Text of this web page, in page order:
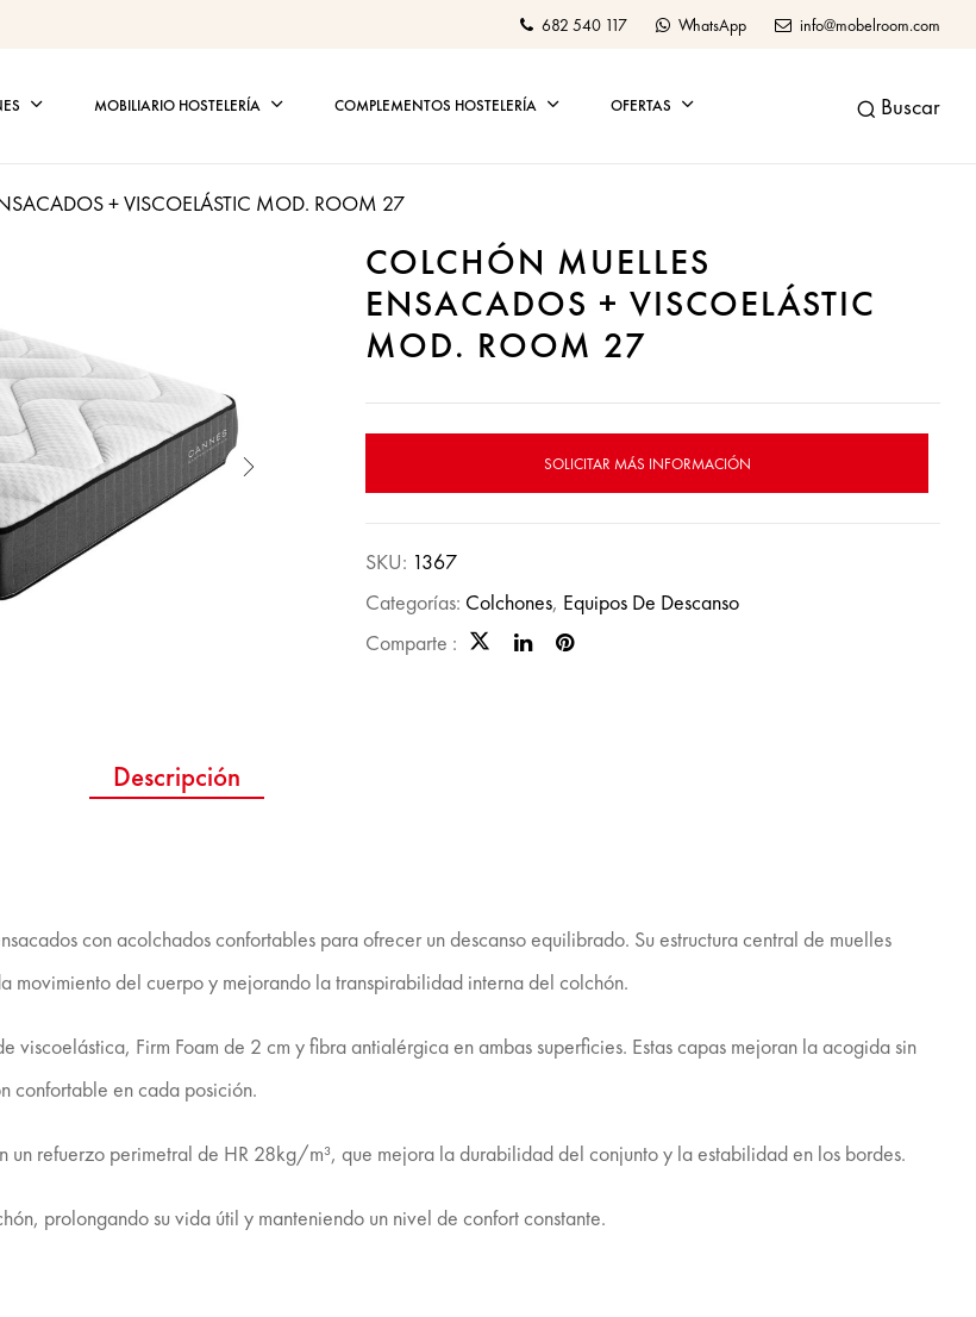
682 540 117 WhatsApp info@mobelroom.com
MOBILIARIO HOSTELERÍA COMPLEMENTOS HOSTELERÍA OFERTAS Buscar
+ VISCOELÁSTIC MOD. ROOM 27
COLCHÓN MUELLES
ENSACADOS + VISCOELÁSTIC
MOD. ROOM 27
SOLICITAR MÁS INFORMACIÓN
SKU: 1367
Categorías: Colchones, Equipos De Descanso
Comparte :
Descripción
con acolchados confortables para ofrecer un descanso equilibrado. Su estructura central de muelles
del cuerpo y mejorando la transpirabilidad interna del colchón.
Firm Foam de 2 cm y fibra antialérgica en ambas superficies. Estas capas mejoran la acogida sin
confortable en cada posición.
un refuerzo perimetral de HR 28kg/m³, que mejora la durabilidad del conjunto y la estabilidad en los bordes.
prolongando su vida útil y manteniendo un nivel de confort constante.